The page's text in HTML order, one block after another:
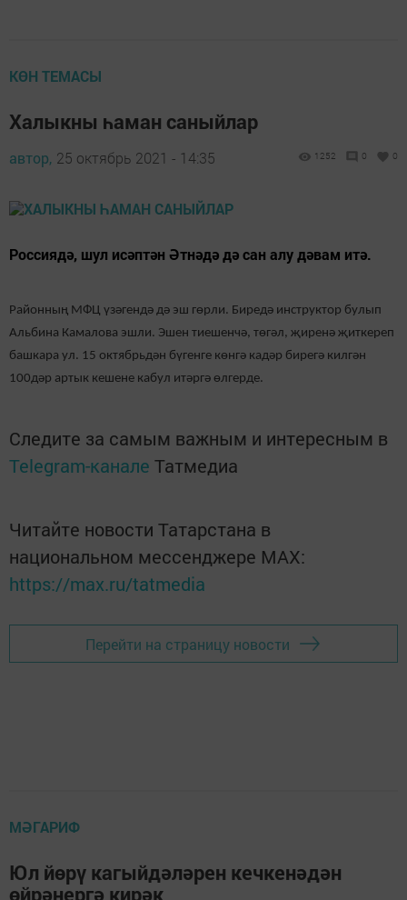
КӨН ТЕМАСЫ
Халыкны һаман саныйлар
автор, 25 октябрь 2021 - 14:35 1252 0 0
Россиядә, шул исәптән Әтнәдә дә сан алу дәвам итә.
Районның МФЦ үзәгендә дә эш гөрли. Биредә инструктор булып
Альбина Камалова эшли. Эшен тиешенчә, төгәл, җиренә җиткереп
башкара ул. 15 октябрьдән бүгенге көнгә кадәр бирегә килгән
100дәр артык кешене кабул итәргә өлгерде.
Следите за самым важным и интересным в
Telegram-канале Татмедиа
Читайте новости Татарстана в
национальном мессенджере MАХ:
https://max.ru/tatmedia
Перейти на страницу новости
МӘГАРИФ
Юл йөрү кагыйдәләрен кечкенәдән
өйрәнергә кирәк